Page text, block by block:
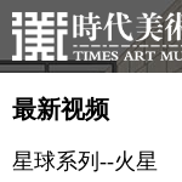
最新视频
星球系列--火星